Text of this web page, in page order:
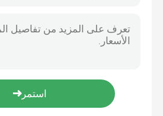
فلتر زيت هوندا
عموم زيت المحرك